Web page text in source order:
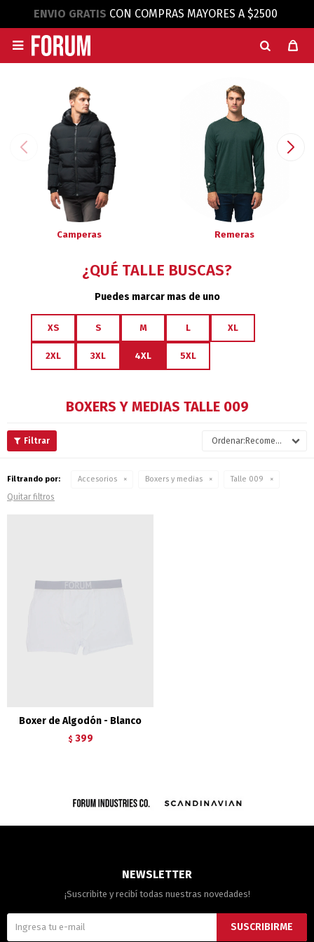
ENVIO GRATIS CON COMPRAS MAYORES A $2500

Camperas Remeras
¿QUÉ TALLE BUSCAS?
Puedes marcar mas de uno
XS S M L XL
2XL 3XL 4XL 5XL
BOXERS Y MEDIAS TALLE 009
Recomendados
Filtrando por: Accesorios Boxers y medias Talle 009
Quitar filtros
Boxer de Algodón - Blanco
$ 399
NEWSLETTER
¡Suscribite y recibí todas nuestras novedades!
SUSCRIBIRME